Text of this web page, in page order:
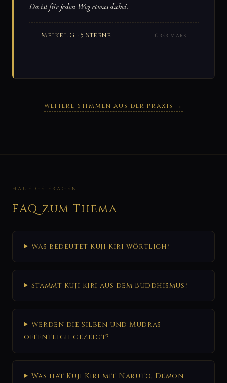
Da ist für jeden Weg etwas dabei.
Meikel G. · 5 Sterne ÜBER MARK
WEITERE STIMMEN AUS DER PRAXIS →
HÄUFIGE FRAGEN
FAQ zum Thema
Was bedeutet Kuji Kiri wörtlich?
Stammt Kuji Kiri aus dem Buddhismus?
Werden die Silben und Mudras
öffentlich gezeigt?
Was hat Kuji Kiri mit Naruto, Demon